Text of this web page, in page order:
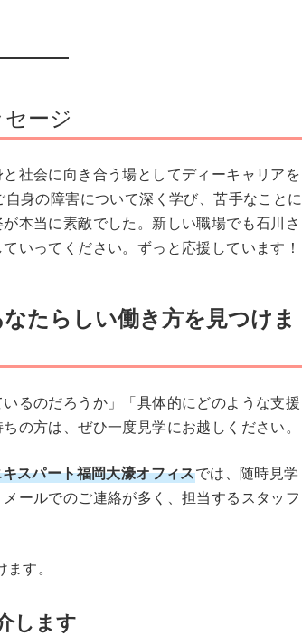
ージ
社会に向き合う場としてディーキャリアを
身の障害について深く学び、苦手なことに
本当に素敵でした。新しい職場でも石川さ
いってください。ずっと応援しています！
たらしい働き方を見つけま
るのだろうか」「具体的にどのような支援
の方は、ぜひ一度見学にお越しください。
スパート福岡大濠オフィスでは、随時見学
ールでのご連絡が多く、担当するスタッフ
す。
します